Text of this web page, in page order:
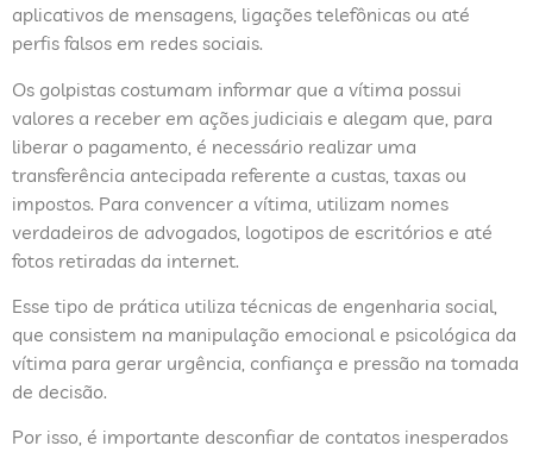
aplicativos de mensagens, ligações telefônicas ou até
perfis falsos em redes sociais.
Os golpistas costumam informar que a vítima possui
valores a receber em ações judiciais e alegam que, para
liberar o pagamento, é necessário realizar uma
transferência antecipada referente a custas, taxas ou
impostos. Para convencer a vítima, utilizam nomes
verdadeiros de advogados, logotipos de escritórios e até
fotos retiradas da internet.
Esse tipo de prática utiliza técnicas de engenharia social,
que consistem na manipulação emocional e psicológica da
vítima para gerar urgência, confiança e pressão na tomada
de decisão.
Por isso, é importante desconfiar de contatos inesperados